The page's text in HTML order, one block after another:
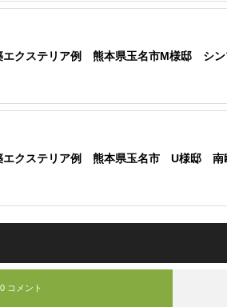
エクステリア例 熊本県玉名市M様邸 シ
エクステリア例 熊本県玉名市 U様邸
0 コメント